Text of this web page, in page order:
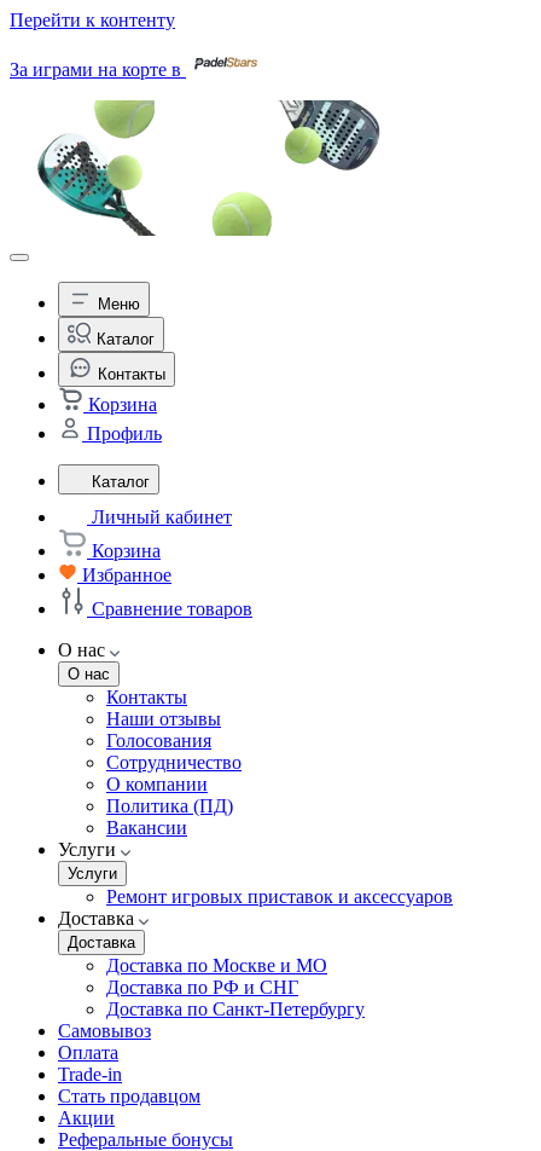
Перейти к контенту
За играми на корте в
Меню
Каталог
Контакты
Корзина
Профиль
Каталог
Личный кабинет
Корзина
Избранное
Сравнение товаров
О нас
О нас
Контакты
Наши отзывы
Голосования
Сотрудничество
О компании
Политика (ПД)
Вакансии
Услуги
Услуги
Ремонт игровых приставок и аксессуаров
Доставка
Доставка
Доставка по Москве и МО
Доставка по РФ и СНГ
Доставка по Санкт-Петербургу
Самовывоз
Оплата
Trade-in
Стать продавцом
Акции
Реферальные бонусы